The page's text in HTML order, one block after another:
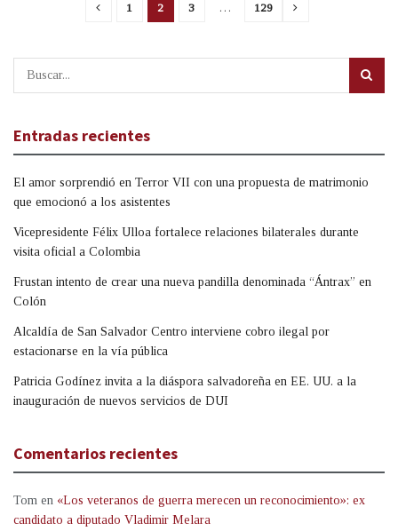
1 2 3 … 129
Entradas recientes
El amor sorprendió en Terror VII con una propuesta de matrimonio
que emocionó a los asistentes
Vicepresidente Félix Ulloa fortalece relaciones bilaterales durante
visita oficial a Colombia
Frustan intento de crear una nueva pandilla denominada “Ántrax” en
Colón
Alcaldía de San Salvador Centro interviene cobro ilegal por
estacionarse en la vía pública
Patricia Godínez invita a la diáspora salvadoreña en EE. UU. a la
inauguración de nuevos servicios de DUI
Comentarios recientes
Tom en «Los veteranos de guerra merecen un reconocimiento»: ex
candidato a diputado Vladimir Melara